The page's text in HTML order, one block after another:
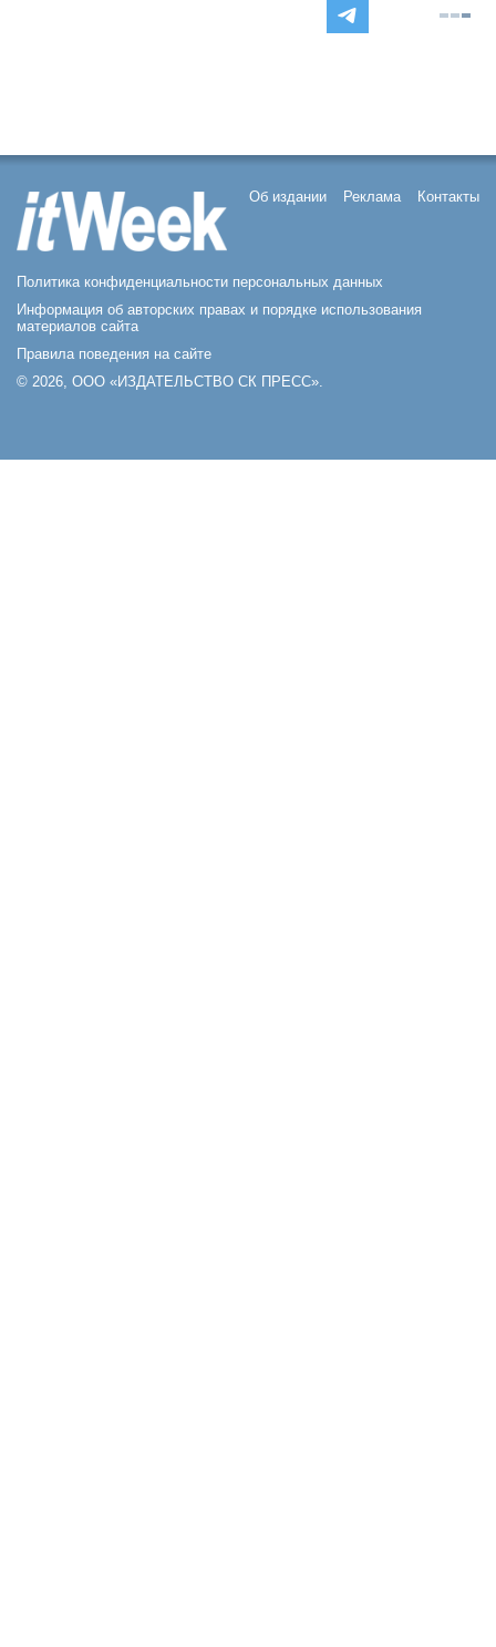
Об издании Реклама Контакты
Политика конфиденциальности персональных данных
Информация об авторских правах и порядке использования
материалов сайта
Правила поведения на сайте
© 2026, ООО «ИЗДАТЕЛЬСТВО СК ПРЕСС».